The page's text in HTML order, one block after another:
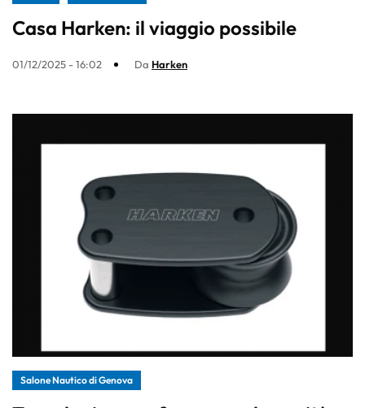
Casa Harken: il viaggio possibile
01/12/2025 - 16:02 Da Harken
Salone Nautico di Genova